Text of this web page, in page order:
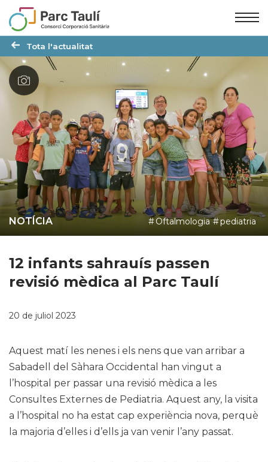
Skip
to
Content
Skip
to
navigation
Tota l'actualitat
12 infants sahrauís passen
revisió mèdica al Parc Taulí
Oftalmologia pediatria
NOTÍCIA
20 de juliol 2023
Aquest matí les nenes i els nens que van arribar a
Sabadell del Sàhara Occidental han vingut a
l’hospital per passar una revisió mèdica a les
Consultes Externes de Pediatria. Aquest any, la visita
a l’hospital no ha estat cap experiència nova, perquè
la majoria d’elles i d’ells ja van venir l’any passat.